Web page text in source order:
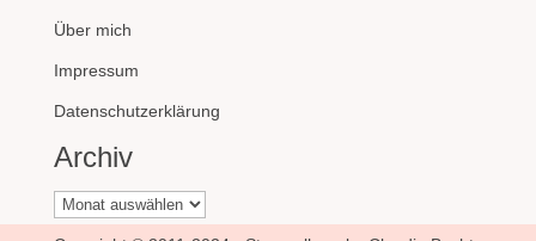
Über mich
Impressum
Datenschutzerklärung
Archiv
Archiv